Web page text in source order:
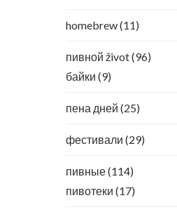
homebrew(11)
пивной život(96)
байки (9)
пена дней (25)
фестивали (29)
пивные(114)
пивотеки (17)